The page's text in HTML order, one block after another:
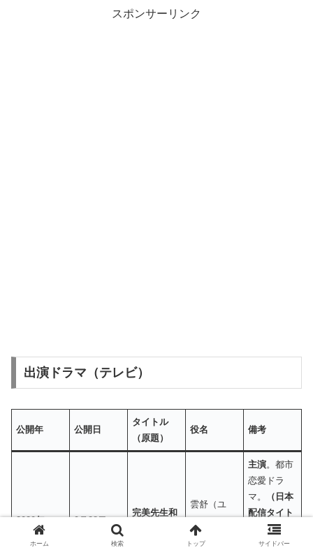
スポンサーリンク
出演ドラマ（テレビ）
公開年 公開日
タイトル
（原題）
役名 備考
2020年 9月28日
完美先生和
雲舒（ユ
ン・シュ
ー）
主演。都市
恋愛ドラ
マ。
（日本
配信タイト
ル：ゼロ婚
〜恋はプロ
ホーム 検索 トップ サイドバー